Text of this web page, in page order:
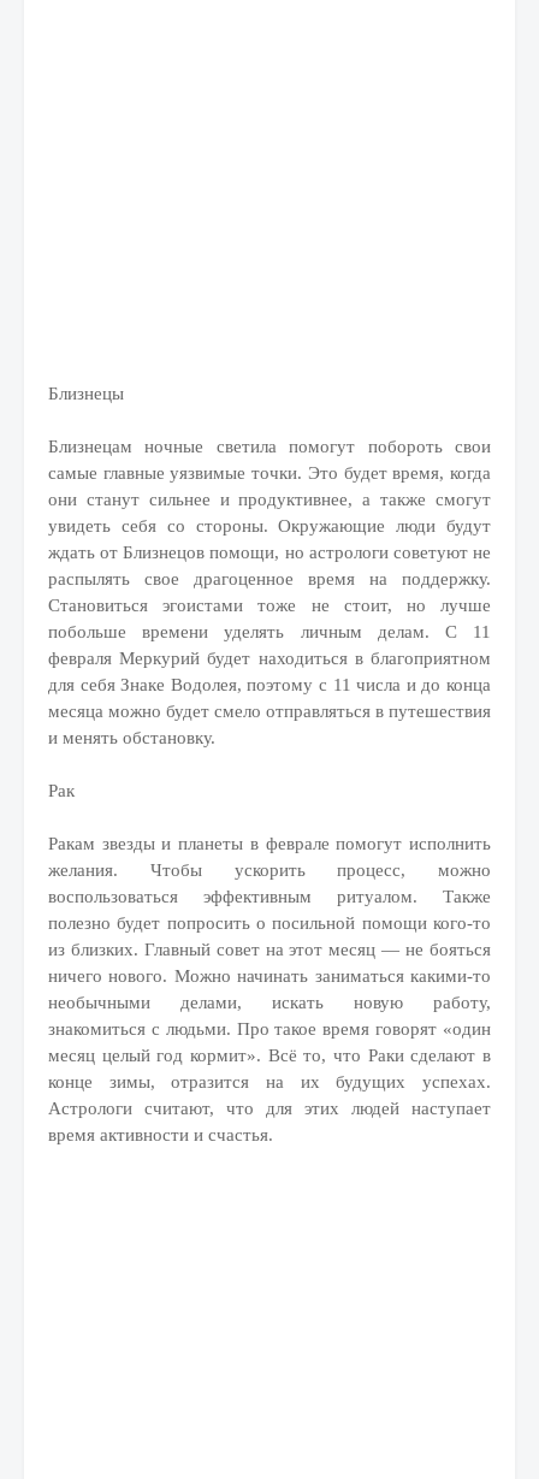
Близнецы
Близнецам ночные светила помогут побороть свои
самые главные уязвимые точки. Это будет время, когда
они станут сильнее и продуктивнее, а также смогут
увидеть себя со стороны. Окружающие люди будут
ждать от Близнецов помощи, но астрологи советуют не
распылять свое драгоценное время на поддержку.
Становиться эгоистами тоже не стоит, но лучше
побольше времени уделять личным делам. С 11
февраля Меркурий будет находиться в благоприятном
для себя Знаке Водолея, поэтому с 11 числа и до конца
месяца можно будет смело отправляться в путешествия
и менять обстановку.
Рак
Ракам звезды и планеты в феврале помогут исполнить
желания. Чтобы ускорить процесс, можно
воспользоваться эффективным ритуалом. Также
полезно будет попросить о посильной помощи кого-то
из близких. Главный совет на этот месяц — не бояться
ничего нового. Можно начинать заниматься какими-то
необычными делами, искать новую работу,
знакомиться с людьми. Про такое время говорят «один
месяц целый год кормит». Всё то, что Раки сделают в
конце зимы, отразится на их будущих успехах.
Астрологи считают, что для этих людей наступает
время активности и счастья.